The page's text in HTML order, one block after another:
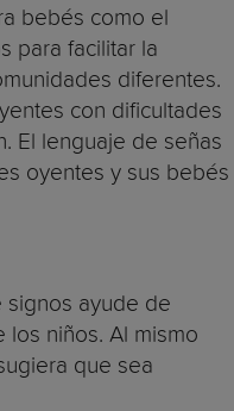
bebés como el
para facilitar la
diferentes.
con dificultades
El lenguaje de señas
oyentes y sus bebés
signos ayude de
los niños. Al mismo
que sea